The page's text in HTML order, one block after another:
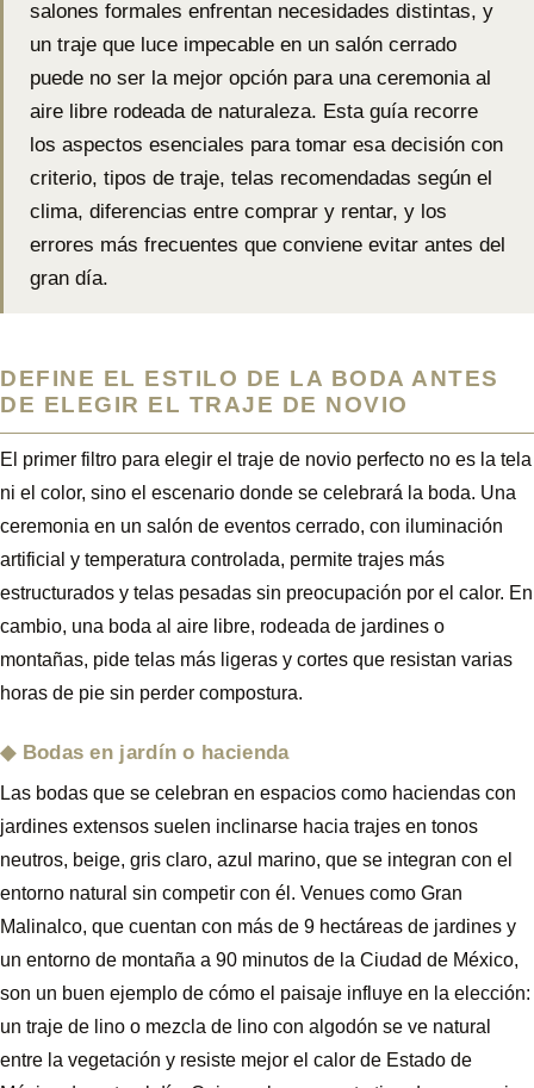
salones formales enfrentan necesidades distintas, y
un traje que luce impecable en un salón cerrado
puede no ser la mejor opción para una ceremonia al
aire libre rodeada de naturaleza. Esta guía recorre
los aspectos esenciales para tomar esa decisión con
criterio, tipos de traje, telas recomendadas según el
clima, diferencias entre comprar y rentar, y los
errores más frecuentes que conviene evitar antes del
gran día.
DEFINE EL ESTILO DE LA BODA ANTES
DE ELEGIR EL TRAJE DE NOVIO
El primer filtro para elegir el traje de novio perfecto no es la tela
ni el color, sino el escenario donde se celebrará la boda. Una
ceremonia en un salón de eventos cerrado, con iluminación
artificial y temperatura controlada, permite trajes más
estructurados y telas pesadas sin preocupación por el calor. En
cambio, una boda al aire libre, rodeada de jardines o
montañas, pide telas más ligeras y cortes que resistan varias
horas de pie sin perder compostura.
Bodas en jardín o hacienda
Las bodas que se celebran en espacios como haciendas con
jardines extensos suelen inclinarse hacia trajes en tonos
neutros, beige, gris claro, azul marino, que se integran con el
entorno natural sin competir con él. Venues como Gran
Malinalco, que cuentan con más de 9 hectáreas de jardines y
un entorno de montaña a 90 minutos de la Ciudad de México,
son un buen ejemplo de cómo el paisaje influye en la elección:
un traje de lino o mezcla de lino con algodón se ve natural
entre la vegetación y resiste mejor el calor de Estado de